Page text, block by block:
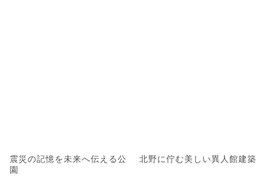
震災の記憶を未来へ伝える公
園
北野に佇む美しい異人館建築